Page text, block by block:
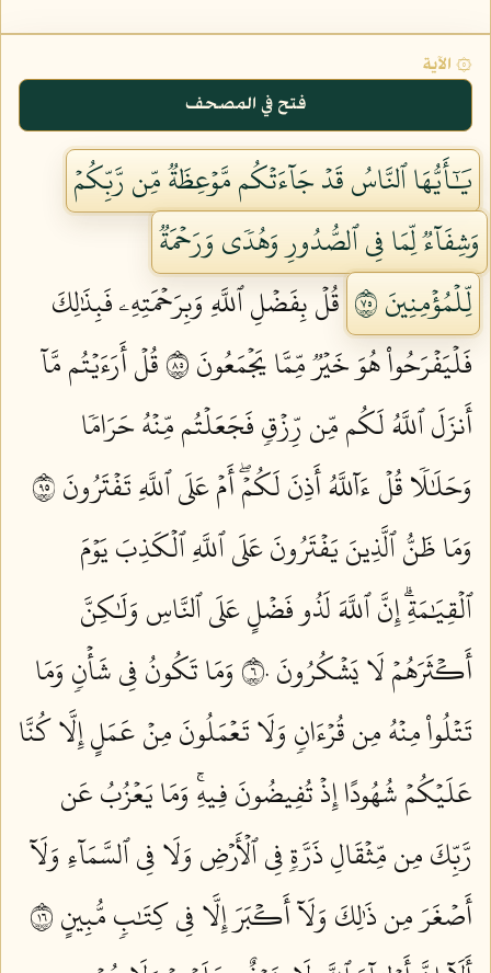
۞ الآية
فتح في المصحف
يَٰٓأَيُّهَا ٱلنَّاسُ قَدۡ جَآءَتۡكُم مَّوۡعِظَةٞ مِّن رَّبِّكُمۡ
وَشِفَآءٞ لِّمَا فِي ٱلصُّدُورِ وَهُدٗى وَرَحۡمَةٞ
لِّلۡمُؤۡمِنِينَ ٥٧
قُلۡ بِفَضۡلِ ٱللَّهِ وَبِرَحۡمَتِهِۦ فَبِذَٰلِكَ
فَلۡيَفۡرَحُواْ هُوَ خَيۡرٞ مِّمَّا يَجۡمَعُونَ ٥٨
قُلۡ أَرَءَيۡتُم مَّآ
أَنزَلَ ٱللَّهُ لَكُم مِّن رِّزۡقٖ فَجَعَلۡتُم مِّنۡهُ حَرَامٗا
وَحَلَٰلٗا قُلۡ ءَآللَّهُ أَذِنَ لَكُمۡۖ أَمۡ عَلَى ٱللَّهِ تَفۡتَرُونَ ٥٩
وَمَا ظَنُّ ٱلَّذِينَ يَفۡتَرُونَ عَلَى ٱللَّهِ ٱلۡكَذِبَ يَوۡمَ
ٱلۡقِيَٰمَةِۗ إِنَّ ٱللَّهَ لَذُو فَضۡلٍ عَلَى ٱلنَّاسِ وَلَٰكِنَّ
أَكۡثَرَهُمۡ لَا يَشۡكُرُونَ ٦٠
وَمَا تَكُونُ فِي شَأۡنٖ وَمَا
تَتۡلُواْ مِنۡهُ مِن قُرۡءَانٖ وَلَا تَعۡمَلُونَ مِنۡ عَمَلٍ إِلَّا كُنَّا
عَلَيۡكُمۡ شُهُودًا إِذۡ تُفِيضُونَ فِيهِۚ وَمَا يَعۡزُبُ عَن
رَّبِّكَ مِن مِّثۡقَالِ ذَرَّةٖ فِي ٱلۡأَرۡضِ وَلَا فِي ٱلسَّمَآءِ وَلَآ
أَصۡغَرَ مِن ذَٰلِكَ وَلَآ أَكۡبَرَ إِلَّا فِي كِتَٰبٖ مُّبِينٍ ٦١